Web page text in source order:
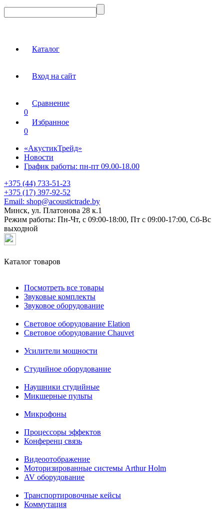
Каталог
Вход на сайт
Сравнение
0
Избранное
0
«АкустикТрейд»
Новости
График работы: пн-пт 09.00-18.00
+375 (44) 733-51-23
+375 (17) 397-92-52
Email: shop@acoustictrade.by
Минск, ул. Платонова 28 к.1
Режим работы: Пн-Чт, с 09:00-18:00, Пт с 09:00-17:00, Сб-Вс
выходной
Каталог товаров
Посмотреть все товары
Звуковые комплекты
Звуковое оборудование
Световое оборудование Elation
Cветовое оборудование Chauvet
Усилители мощности
Студийное оборудование
Наушники студийные
Микшерные пульты
Микрофоны
Процессоры эффектов
Конференц связь
Видеоотображение
Моторизированные системы Arthur Holm
AV оборудование
Транспортировочные кейсы
Коммутация